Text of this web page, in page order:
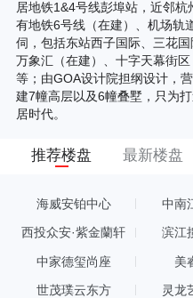
居地铁1&4号线彭埠站，近邻
有地铁6号线（在建）、机场轨
伺，包括东站西子国际、三花
万象汇（在建）、十字天幕街
等；由GOA设计院担纲设计，
建7幢高层以及6幢叠墅，只为
居时代。
推荐楼盘 最新楼盘
海威安铂中心 中南
西投众安·紫金蘭轩 滨江
中家德玺尚座 美
世茂璞云东方 灵龙